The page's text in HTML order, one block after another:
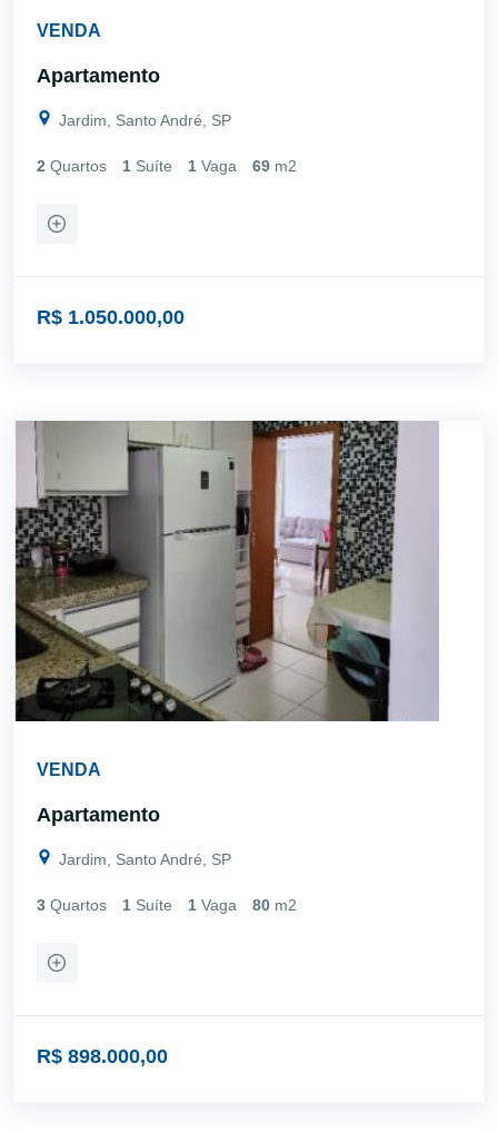
VENDA
Apartamento
Jardim, Santo André, SP
2 Quartos 1 Suíte 1 Vaga 69 m2
R$ 1.050.000,00
VENDA
Apartamento
Jardim, Santo André, SP
3 Quartos 1 Suíte 1 Vaga 80 m2
R$ 898.000,00